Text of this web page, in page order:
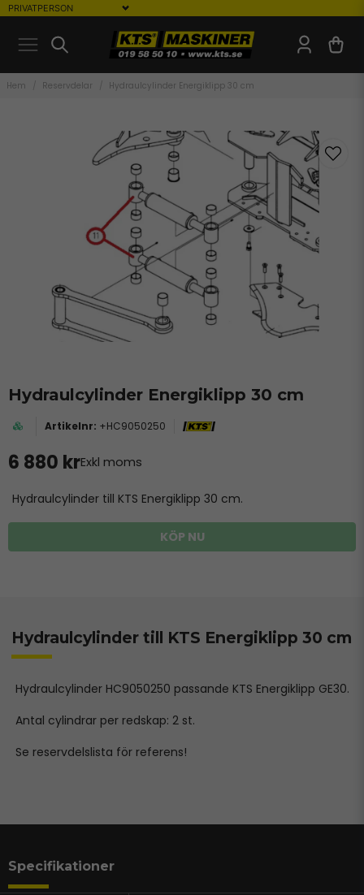
Hem Reservdelar Hydraulcylinder Energiklipp 30 cm
Hydraulcylinder Energiklipp 30 cm
+HC9050250
6 880 krExkl moms
Hydraulcylinder till KTS Energiklipp 30 cm.
KÖP NU
Hydraulcylinder till KTS Energiklipp 30 cm
Hydraulcylinder HC9050250 passande KTS Energiklipp GE30.
Antal cylindrar per redskap: 2 st.
Se reservdelslista för referens!
Specifikationer